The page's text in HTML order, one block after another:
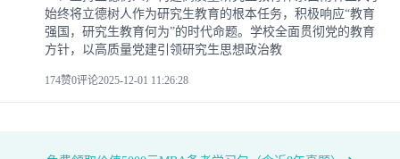
始终将立德树人作为研究生教育的根本任务，积极响应“教育
强国，研究生教育何为”的时代命题。学校全面贯彻党的教育
方针，以高质量党建引领研究生思想政治教
174赞0评论2025-12-01 11:26:28